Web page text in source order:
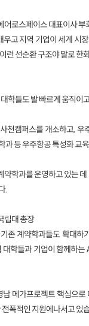
어로스페이스 대표이사 부
고 지역 기업이 세계 시
런 선순환 구조야 말로 한
학들도 발 빠르게 움직이
천캠퍼스를 개소하고, 우
과 등 우주항공 특성화 교
학과를 운영하고 있는 데
.
립대 총장
존 계약학과들도 확대하
학들과 기업이 함께하는
메가프로젝트 핵심으로
폭적인 지원에나서고 있